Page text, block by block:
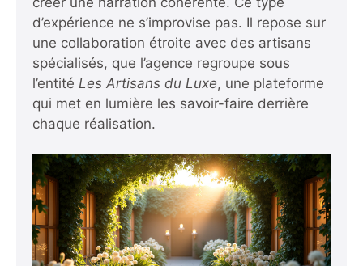
d’expérience ne s’improvise pas. Il repose sur
une collaboration étroite avec des artisans
spécialisés, que l’agence regroupe sous
l’entité Les Artisans du Luxe, une plateforme
qui met en lumière les savoir-faire derrière
chaque réalisation.